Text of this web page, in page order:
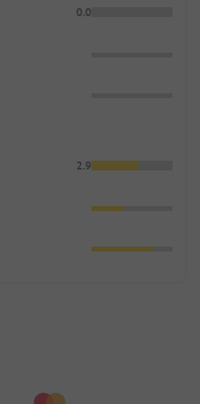
0.0
2.9